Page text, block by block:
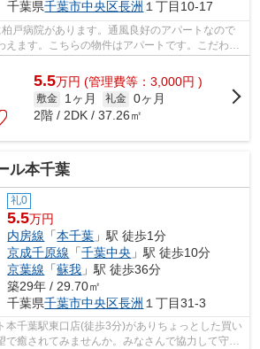
千葉県千葉市中央区長洲 １丁目10-17
戸病院があります。通風良好のアパートなので
ます。こちらの物件はアパートです。こだわり
A。気になる...
5.5万円 (管理費等：3,000円 )
敷金 1ヶ月 礼金 0ヶ月
2階 / 2DK / 37.26㎡
ル本千葉
礼0
5.5万円
内房線 「本千葉 」駅 徒歩1分
京成千原線 「千葉中央 」駅 徒歩10分
京葉線 「蘇我 」駅 徒歩36分
築29年 / 29.70㎡
千葉県千葉市中央区長洲 １丁目31-3
本千葉駅東口店(徒歩3分)がありちょっとした買い
で癒されてみませんか。みなさんで協力して守っ